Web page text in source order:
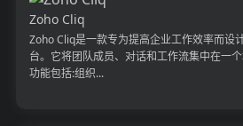
Zoho Cliq
Zoho Cliq是一款专为提高企业工作效率而设
台。它将团队成员、对话和工作流集中在一
功能包括:组织...